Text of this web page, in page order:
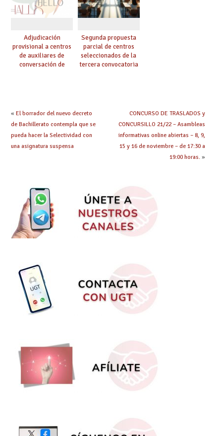
Adjudicación
provisional a centros
de auxiliares de
conversación de
Segunda propuesta
parcial de centros
seleccionados de la
tercera convocatoria
« El borrador del nuevo decreto
de Bachillerato contempla que se
pueda hacer la Selectividad con
una asignatura suspensa
CONCURSO DE TRASLADOS y
CONCURSILLO 21/22 – Asambleas
informativas online abiertas – 8, 9,
15 y 16 de noviembre – de 17:30 a
19:00 horas.»